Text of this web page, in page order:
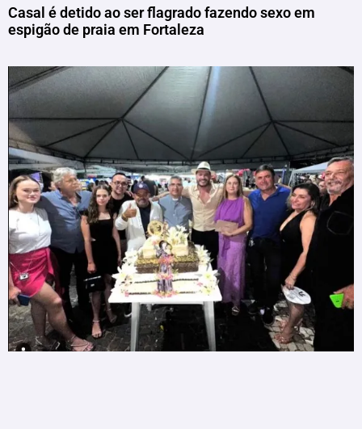
Casal é detido ao ser flagrado fazendo sexo em
espigão de praia em Fortaleza